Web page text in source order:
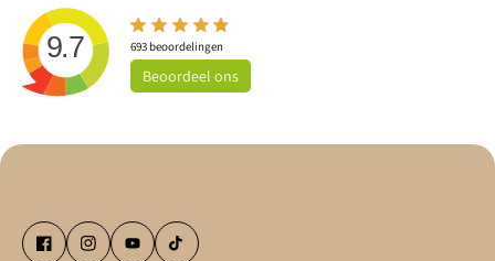
9.7 693beoordelingen
Beoordeel ons